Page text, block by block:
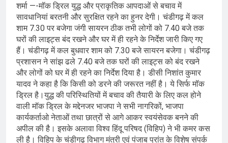
शर्मा —-मॉक ड्रिल युद्ध और प्राकृतिक आपदाओं से बचाव में
सावधानियां बरतनी और सुरक्षित रहने का हुनर देगी। चंडीगढ़ में कल
शाम 7.30 पर बजेगा जंगी सायरन ठीक तभी लोगों को 7.40 बजे तक
घरों की लाइट्स बंद रखने और घर में ही रहने के निर्देश जारी किए गए
हैं। चंडीगढ़ में कल बुधवार शाम को 7.30 बजे सायरन बजेगा। चंडीगढ़
प्रशासन ने सांझ ढले 7.40 बजे तक घरों की लाइट्स को बंद रखने
और लोगों को घर में ही रहने का निर्देश दिया है। डीसी निशांत कुमार
यादव ने कहा है कि किसी को डरने की जरूरत नहीं है। ये सिर्फ मॉक
ड्रिल है।युद्ध की परिस्थितियों में बचाव की तैयारी के लिए कल होने
वाली मॉक ड्रिल के मद्देनजर भाजपा ने सभी नागरिकों, भाजपा
कार्यकर्ताओ नेताओं तथा छात्रों से आगे आकर स्वयंसेवक बनने की
अपील की है। इसके अलावा विश्व हिंदू परिषद (विहिप) ने भी कमर कस
ली है। विहिप के चंडीगढ़ विभाग मंत्री एवं पंजाब प्रांत के विशेष संपर्क